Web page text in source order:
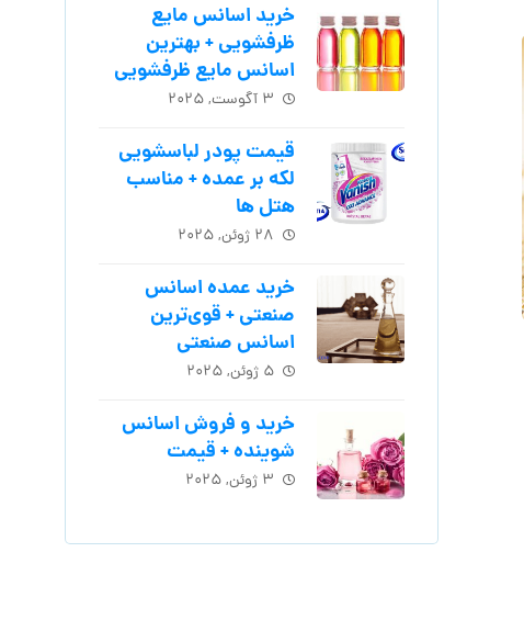
خرید اسانس مایع
ظرفشویی + بهترین
اسانس مایع ظرفشویی
۳ آگوست, ۲۰۲۵
قیمت پودر لباسشویی
لکه بر عمده + مناسب
هتل ها
۲۸ ژوئن, ۲۰۲۵
خرید عمده اسانس
صنعتی + قوی‌ترین
اسانس‌ صنعتی
۵ ژوئن, ۲۰۲۵
خرید و فروش اسانس
شوینده + قیمت
۳ ژوئن, ۲۰۲۵